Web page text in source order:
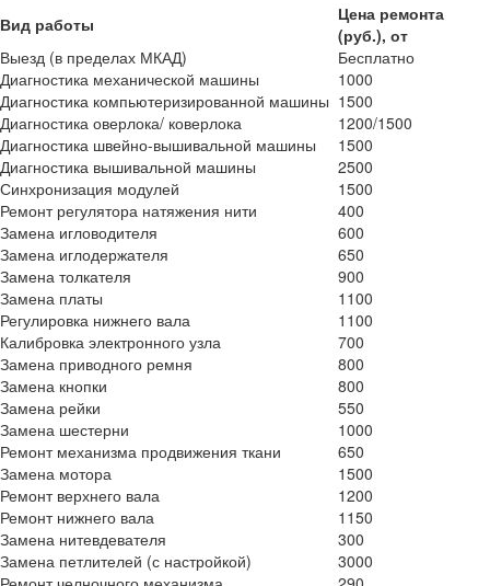
Вид работы
Цена ремонта
(руб.), от
Выезд (в пределах МКАД)
Бесплатно
Диагностика механической машины
1000
Диагностика компьютеризированной машины 1500
Диагностика оверлока/ коверлока
1200/1500
Диагностика швейно-вышивальной машины
1500
Диагностика вышивальной машины
2500
Синхронизация модулей
1500
Ремонт регулятора натяжения нити
400
Замена игловодителя
600
Замена иглодержателя
650
Замена толкателя
900
Замена платы
1100
Регулировка нижнего вала
1100
Калибровка электронного узла
700
Замена приводного ремня
800
Замена кнопки
800
Замена рейки
550
Замена шестерни
1000
Ремонт механизма продвижения ткани
650
Замена мотора
1500
Ремонт верхнего вала
1200
Ремонт нижнего вала
1150
Замена нитевдевателя
300
Замена петлителей (с настройкой)
3000